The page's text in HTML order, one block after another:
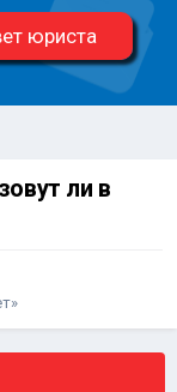
юриста
ли в